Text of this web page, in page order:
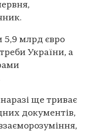
5,9 млрд євро
України, а
ще триває
документів,